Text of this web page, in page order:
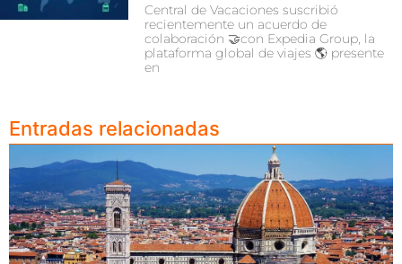
Central de Vacaciones suscribió
recientemente un acuerdo de
colaboración 🤝con Expedia Group, la
plataforma global de viajes 🌎 presente
en
Entradas relacionadas